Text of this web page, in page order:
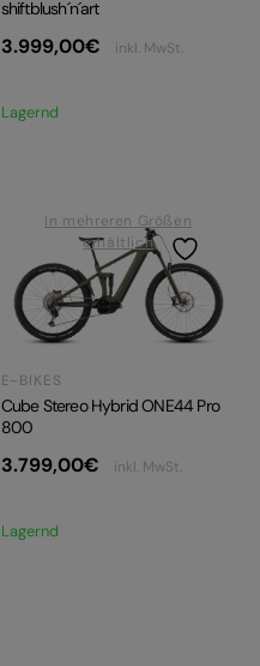
shiftblush´n´art
3.999,00€ inkl. MwSt.
Lagernd
In mehreren Größen
erhältlich
E-BIKES
Cube Stereo Hybrid ONE44 Pro
800
3.799,00€ inkl. MwSt.
Lagernd